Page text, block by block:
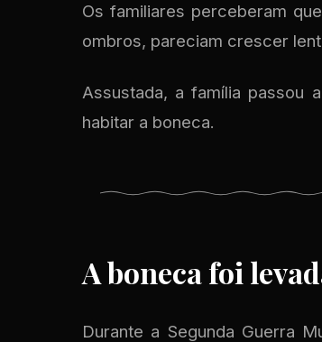
Os familiares perceberam
ombros, pareciam crescer
Assustada, a família passou
habitar a boneca.
A boneca foi
Durante a Segunda Guerra